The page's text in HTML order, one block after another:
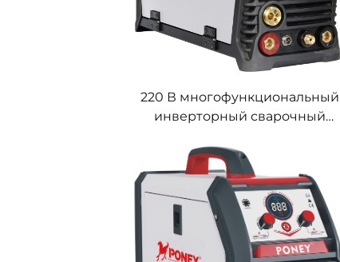
220 В многофункциональный
инверторный сварочный
цифровая обработка сигнала,
одиночный импульс,
синергетическая сварка MIG